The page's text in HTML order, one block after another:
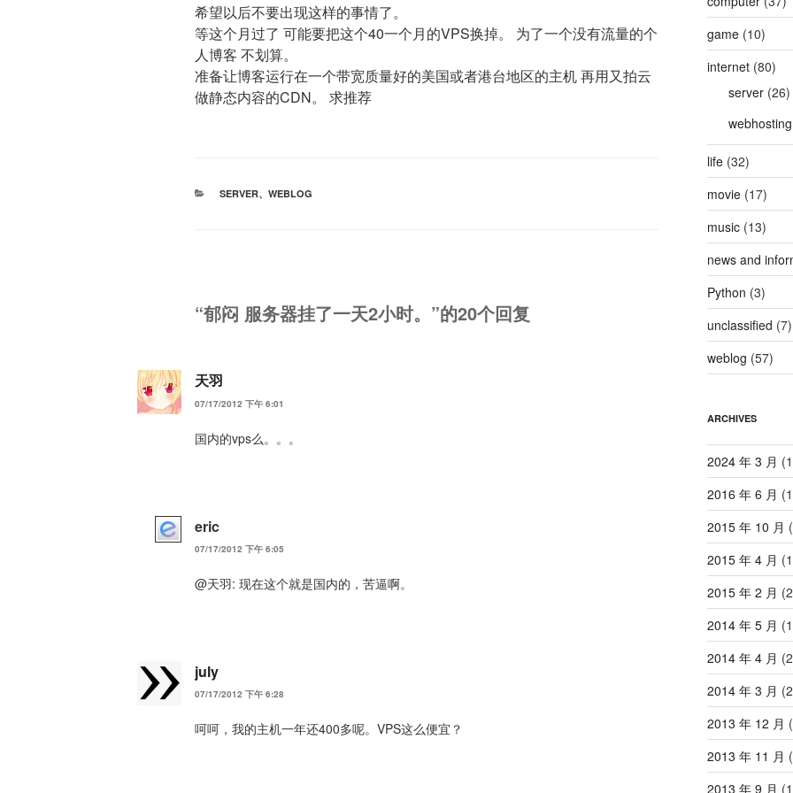
希望以后不要出现这样的事情了。
等这个月过了 可能要把这个40一个月的VPS换掉。 为了一个没有流量的个
人博客 不划算。
准备让博客运行在一个带宽质量好的美国或者港台地区的主机 再用又拍云
做静态内容的CDN。 求推荐
分
SERVER、 WEBLOG
“郁闷 服务器挂了一天2小时。”的20个回复
天羽
07/17/2012 下午 6:01
国内的vps么。。。
eric
07/17/2012 下午 6:05
@天羽: 现在这个就是国内的，苦逼啊。
july
07/17/2012 下午 6:28
呵呵，我的主机一年还400多呢。VPS这么便宜？
game(10)
internet(80)
server(26)
webhosting
life(32)
movie(17)
music(13)
news and
Python (3)
unclassified (7)
weblog (57)
ARCHIVES
2024 年 3 月
2016 年 6 月
2015 年 10 月
2015 年 4 月
2015 年 2 月
2014 年 5 月
2014 年 4 月
2014 年 3 月
2013 年 12 月
2013 年 11 月
2013 年 9 月